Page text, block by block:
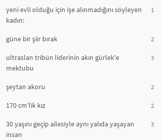
yeni evli olduğu için işe alınmadığını söyleyen
kadın:
1
güne bir şiir bırak 2
ultraslan tribün liderinin akın gürlek'e
mektubu
3
şeytan akoru 2
170 cm'lik kız 2
30 yaşını geçip ailesiyle aynı yalıda yaşayan
insan
3